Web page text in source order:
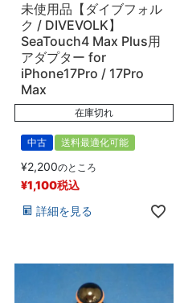
未使用品【ダイブフォル
ク / DIVEVOLK】
SeaTouch4 Max Plus用
アダプター for
iPhone17Pro / 17Pro
Max
在庫切れ
中古 送料最適化可能
¥2,200のところ
¥1,100税込
詳細を見る